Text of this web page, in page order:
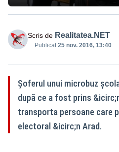
Scris de Realitatea.NET
Publicat:25 nov. 2016, 13:40
Şoferul unui microbuz
după ce a fost prins
transporta persoane care
electoral &icirc;n Arad.